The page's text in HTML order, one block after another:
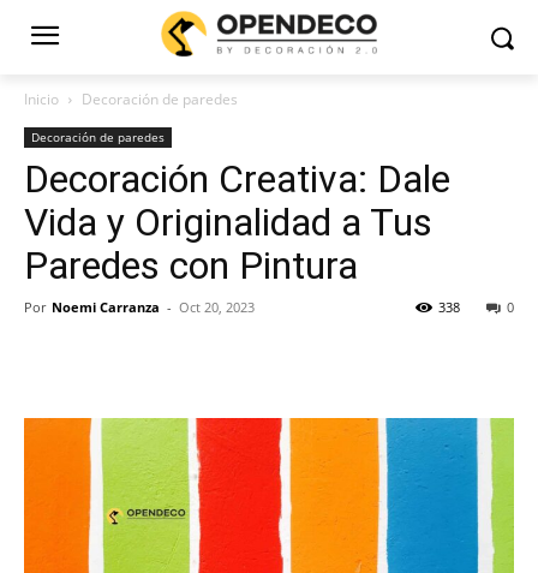
Inicio Decoración de paredes
Decoración de paredes
Decoración Creativa: Dale
Vida y Originalidad a Tus
Paredes con Pintura
Por Noemi Carranza - Oct 20, 2023 0
338